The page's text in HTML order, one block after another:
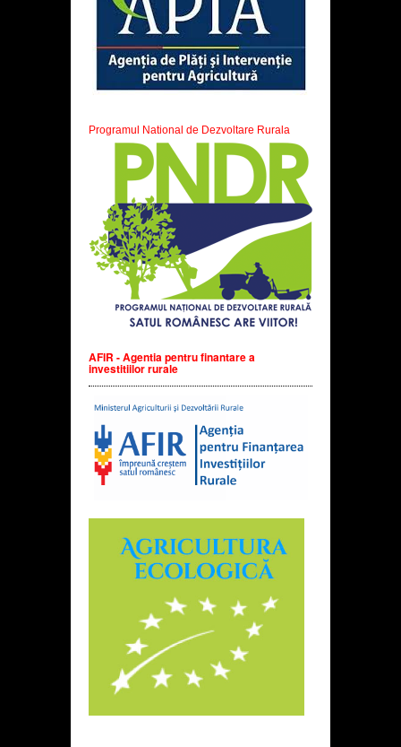
Programul National de Dezvoltare Rurala
AFIR - Agentia pentru finantare a
investitiilor rurale